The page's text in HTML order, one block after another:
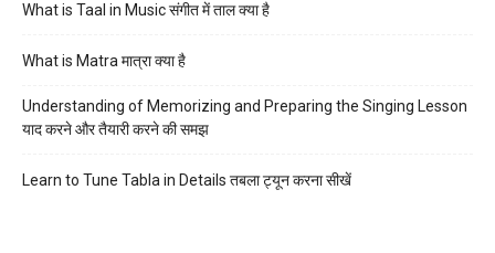
What is Taal in Music संगीत में ताल क्या है
What is Matra मात्रा क्या है
Understanding of Memorizing and Preparing the Singing Lesson
याद करने और तैयारी करने की समझ
Learn to Tune Tabla in Details तबला ट्यून करना सीखें